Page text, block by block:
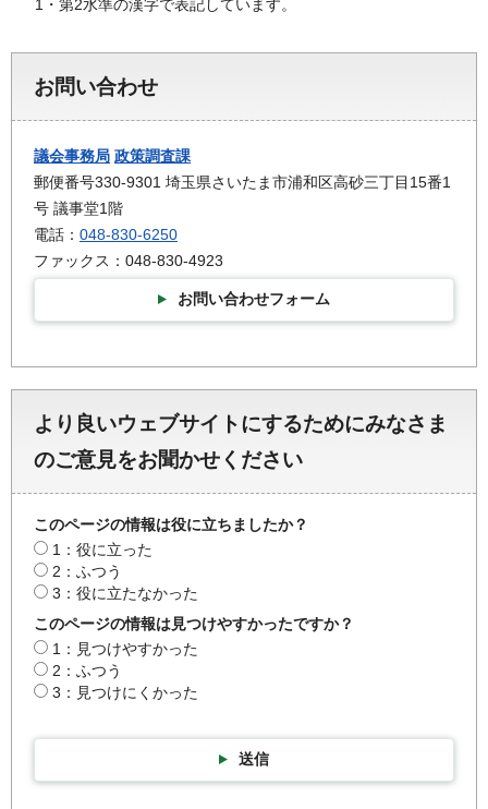
1・第2水準の漢字で表記しています。
お問い合わせ
議会事務局 政策調査課
郵便番号330-9301 埼玉県さいたま市浦和区高砂三丁目15番1
号 議事堂1階
電話： 048-830-6250
ファックス：048-830-4923
お問い合わせフォーム
より良いウェブサイトにするためにみなさま
のご意見をお聞かせください
このページの情報は役に立ちましたか？
1：役に立った
2：ふつう
3：役に立たなかった
このページの情報は見つけやすかったですか？
1：見つけやすかった
2：ふつう
3：見つけにくかった
送信